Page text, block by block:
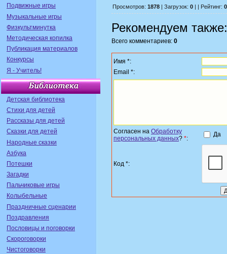
Подвижные игры
Музыкальные игры
Физкультминутка
Методическая копилка
Публикация материалов
Конкурсы
Я - Учитель!
Детская библиотека
Стихи для детей
Рассказы для детей
Сказки для детей
Народные сказки
Азбука
Потешки
Загадки
Пальчиковые игры
Колыбельные
Праздничные сценарии
Поздравления
Пословицы и поговорки
Скороговорки
Чистоговорки
Просмотров: 1878 | Загрузок: 0 | | Рейтинг:
Рекомендуем также:
Всего комментариев: 0
Имя *:
Email *:
Согласен на Обработку
персональных данных? *:
Да
Код *: